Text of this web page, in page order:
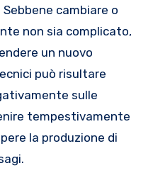
cambiare o
non sia complicato,
un nuovo
può risultare
sulle
tempestivamente
la produzione di